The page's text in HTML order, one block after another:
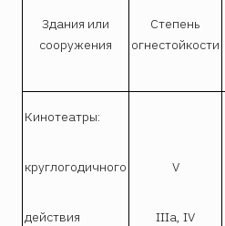
Здания или
сооружения
Степень
огнестойкости
Кинотеатры:
круглогодичного V
действия IIIa, IV